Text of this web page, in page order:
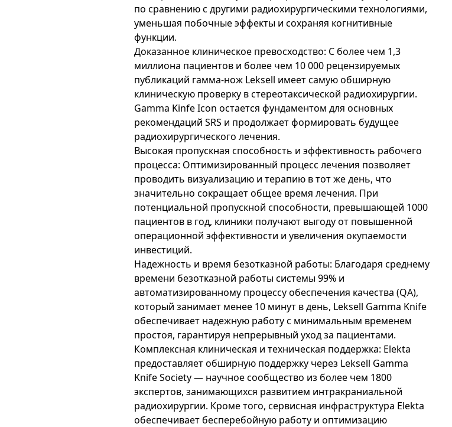
по сравнению с другими радиохирургическими технологиями,
уменьшая побочные эффекты и сохраняя когнитивные
функции.
Доказанное клиническое превосходство: С более чем 1,3
миллиона пациентов и более чем 10 000 рецензируемых
публикаций гамма-нож Leksell имеет самую обширную
клиническую проверку в стереотаксической радиохирургии.
Gamma Kinfe Icon остается фундаментом для основных
рекомендаций SRS и продолжает формировать будущее
радиохирургического лечения.
Высокая пропускная способность и эффективность рабочего
процесса: Оптимизированный процесс лечения позволяет
проводить визуализацию и терапию в тот же день, что
значительно сокращает общее время лечения. При
потенциальной пропускной способности, превышающей 1000
пациентов в год, клиники получают выгоду от повышенной
операционной эффективности и увеличения окупаемости
инвестиций.
Надежность и время безотказной работы: Благодаря среднему
времени безотказной работы системы 99% и
автоматизированному процессу обеспечения качества (QA),
который занимает менее 10 минут в день, Leksell Gamma Knife
обеспечивает надежную работу с минимальным временем
простоя, гарантируя непрерывный уход за пациентами.
Комплексная клиническая и техническая поддержка: Elekta
предоставляет обширную поддержку через Leksell Gamma
Knife Society — научное сообщество из более чем 1800
экспертов, занимающихся развитием интракраниальной
радиохирургии. Кроме того, сервисная инфраструктура Elekta
обеспечивает бесперебойную работу и оптимизацию